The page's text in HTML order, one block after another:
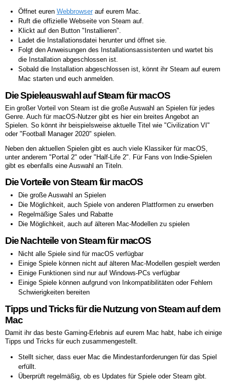
Öffnet euren Webbrowserauf eurem Mac.
Ruft die offizielle Webseite von Steam auf.
Klickt auf den Button "Installieren".
Ladet die Installationsdatei herunter und öffnet sie.
Folgt den Anweisungen des Installationsassistenten und wartet bis
die Installation abgeschlossen ist.
Sobald die Installation abgeschlossen ist, könnt ihr Steam auf eurem
Mac starten und euch anmelden.
Die Spieleauswahl auf Steam für macOS
Ein großer Vorteil von Steam ist die große Auswahl an Spielen für jedes
Genre. Auch für macOS-Nutzer gibt es hier ein breites Angebot an
Spielen. So könnt ihr beispielsweise aktuelle Titel wie "Civilization VI"
oder "Football Manager 2020" spielen.
Neben den aktuellen Spielen gibt es auch viele Klassiker für macOS,
unter anderem "Portal 2" oder "Half-Life 2". Für Fans von Indie-Spielen
gibt es ebenfalls eine Auswahl an Titeln.
Die Vorteile von Steam für macOS
Die große Auswahl an Spielen
Die Möglichkeit, auch Spiele von anderen Plattformen zu erwerben
Regelmäßige Sales und Rabatte
Die Möglichkeit, auch auf älteren Mac-Modellen zu spielen
Die Nachteile von Steam für macOS
Nicht alle Spiele sind für macOS verfügbar
Einige Spiele können nicht auf älteren Mac-Modellen gespielt werden
Einige Funktionen sind nur auf Windows-PCs verfügbar
Einige Spiele können aufgrund von Inkompatibilitäten oder Fehlern
Schwierigkeiten bereiten
Tipps und Tricks für die Nutzung von Steam auf dem
Mac
Damit ihr das beste Gaming-Erlebnis auf eurem Mac habt, habe ich einige
Tipps und Tricks für euch zusammengestellt.
Stellt sicher, dass euer Mac die Mindestanforderungen für das Spiel
erfüllt.
Überprüft regelmäßig, ob es Updates für Spiele oder Steam gibt.